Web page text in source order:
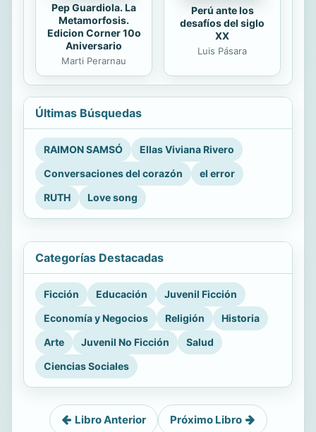
Pep Guardiola. La
Metamorfosis.
Edicion Corner 10o
Aniversario
Marti Perarnau
Perú ante los
desafíos del siglo
XX
Luis Pásara
Últimas Búsquedas
RAIMON SAMSÓ
Ellas Viviana Rivero
Conversaciones del corazón
el error
RUTH
Love song
Categorías Destacadas
Ficción Educación
Juvenil Ficción
Economía y Negocios
Religión
Historia
Arte
Juvenil No Ficción
Salud
Ciencias Sociales
Libro Anterior Próximo Libro